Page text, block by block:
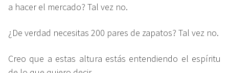
a hacer el mercado? Tal vez no.
¿De verdad necesitas 200 pares de zapatos? Tal vez no.
Creo que a estas altura estás entendiendo el espíritu